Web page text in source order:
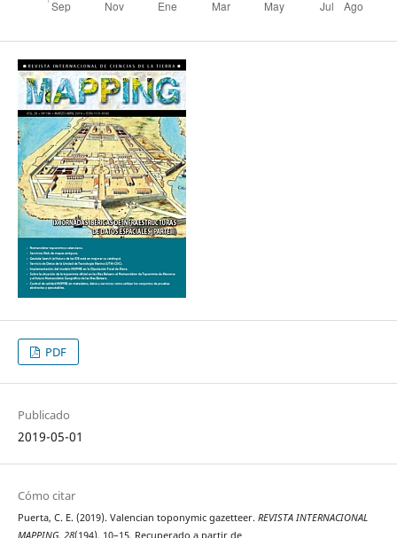
PDF
Publicado
2019-05-01
Cómo citar
Puerta, C. E. (2019). Valencian toponymic gazetteer. REVISTA INTERNACIONAL
MAPPING, 28(194), 10–15. Recuperado a partir de